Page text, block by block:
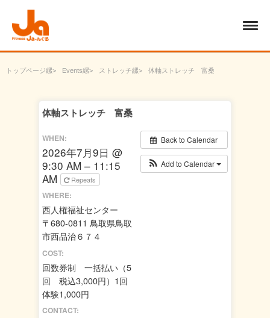
トップページ Events ストレッチ 体軸ストレッチ 富桑
体軸ストレッチ 富桑
Back to Calendar
Add to Calendar
WHEN:
2026年7月9日 @
9:30 AM – 11:15
AM
Repeats
WHERE:
西人権福祉センター
〒680-0811 鳥取県鳥取
市西品治６７４
COST:
回数券制 一括払い（5
回 税込3,000円）1回
体験1,000円
CONTACT: